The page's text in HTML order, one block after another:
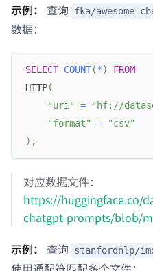
示例： 查询 fka/awesome-
数据：
SELECT COUNT(*)
FROM
HTTP(
"uri"
=
"hf://
"format"
=
"csv"
) ;
对应数据文件：
https://huggingface.co/
chatgpt-prompts/blob/
示例： 查询 stanfordnlp/